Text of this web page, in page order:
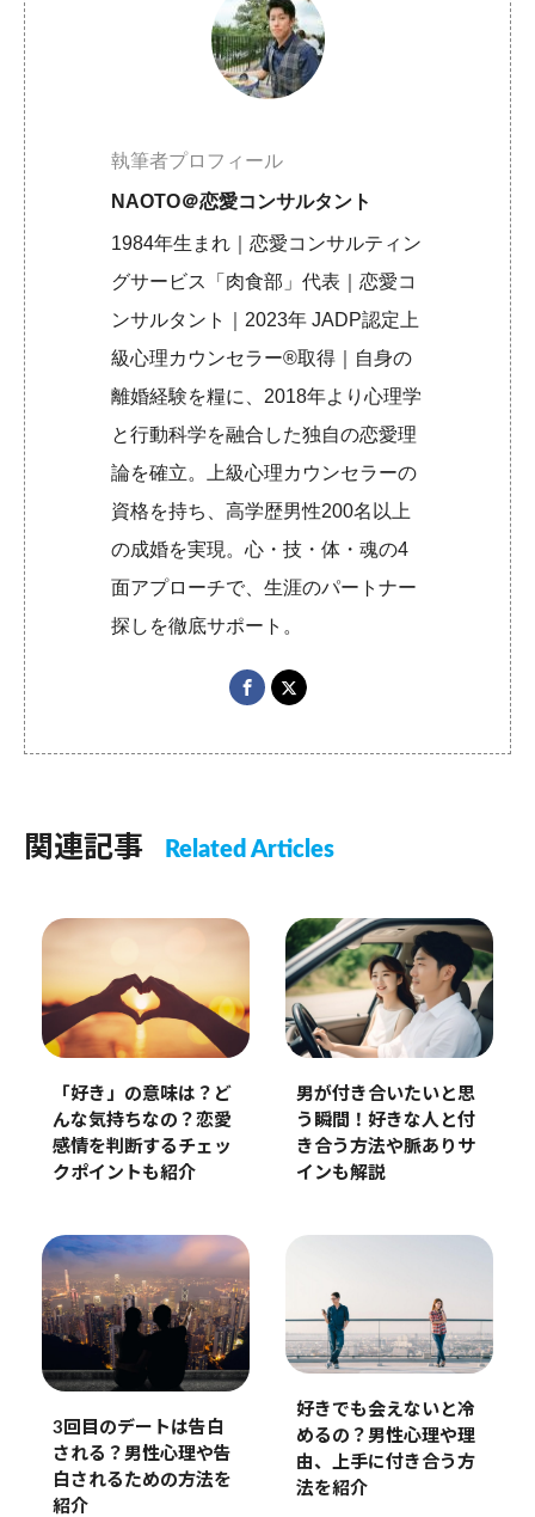
執筆者プロフィール
NAOTO＠恋愛コンサルタント
1984年生まれ｜恋愛コンサルティン
グサービス「肉食部」代表｜恋愛コ
ンサルタント｜2023年 JADP認定上
級心理カウンセラー®取得｜自身の
離婚経験を糧に、2018年より心理学
と行動科学を融合した独自の恋愛理
論を確立。上級心理カウンセラーの
資格を持ち、高学歴男性200名以上
の成婚を実現。心・技・体・魂の4
面アプローチで、生涯のパートナー
探しを徹底サポート。
関連記事 Related Articles
「好き」の意味は？ど
んな気持ちなの？恋愛
感情を判断するチェッ
クポイントも紹介
男が付き合いたいと思
う瞬間！好きな人と付
き合う方法や脈ありサ
インも解説
3回目のデートは告白
される？男性心理や告
白されるための方法を
紹介
好きでも会えないと冷
めるの？男性心理や理
由、上手に付き合う方
法を紹介